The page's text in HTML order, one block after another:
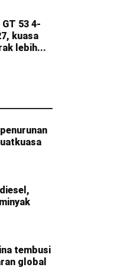
53 4-
kuasa
lebih...
tembusi
global